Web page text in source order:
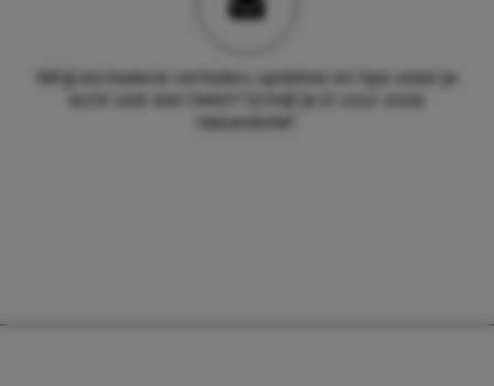
Wil jij exclusieve verhalen, updates en tips waar je
echt wat aan hebt? Schrijf je in voor onze
nieuwsbrief.